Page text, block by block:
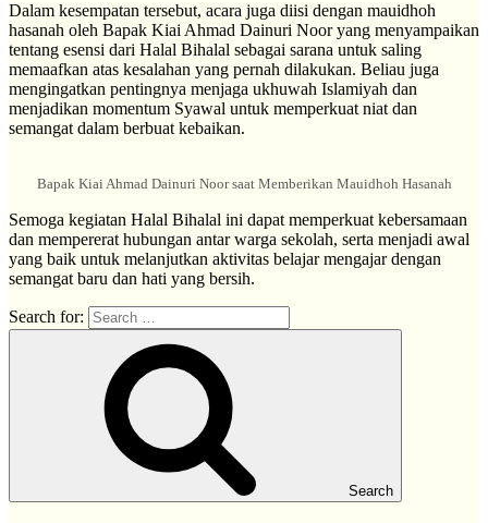
Dalam kesempatan tersebut, acara juga diisi dengan mauidhoh
hasanah oleh Bapak Kiai Ahmad Dainuri Noor yang menyampaikan
tentang esensi dari Halal Bihalal sebagai sarana untuk saling
memaafkan atas kesalahan yang pernah dilakukan. Beliau juga
mengingatkan pentingnya menjaga ukhuwah Islamiyah dan
menjadikan momentum Syawal untuk memperkuat niat dan
semangat dalam berbuat kebaikan.
Bapak Kiai Ahmad Dainuri Noor saat Memberikan Mauidhoh Hasanah
Semoga kegiatan Halal Bihalal ini dapat memperkuat kebersamaan
dan mempererat hubungan antar warga sekolah, serta menjadi awal
yang baik untuk melanjutkan aktivitas belajar mengajar dengan
semangat baru dan hati yang bersih.
Search for:
Search